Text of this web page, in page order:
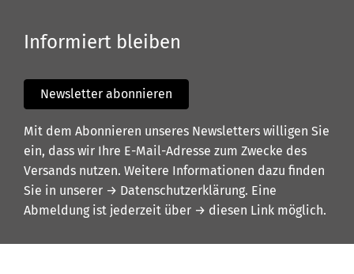
Informiert bleiben
Newsletter abonnieren
Mit dem Abonnieren unseres Newsletters willigen Sie
ein, dass wir Ihre E-Mail-Adresse zum Zwecke des
Versands nutzen. Weitere Informationen dazu finden
Sie in unserer → Datenschutzerklärung. Eine
Abmeldung ist jederzeit über → diesen Link möglich.